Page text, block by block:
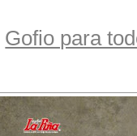
Gofio para